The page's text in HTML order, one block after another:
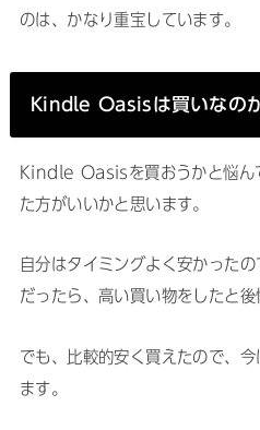
のは、かなり重宝しています。
Kindle Oasisは買いなのか
Kindle Oasisを買おうかと悩ん
た方がいいかと思います。
自分はタイミングよく安かった
だったら、高い買い物をしたと後
でも、比較的安く買えたので、
ます。